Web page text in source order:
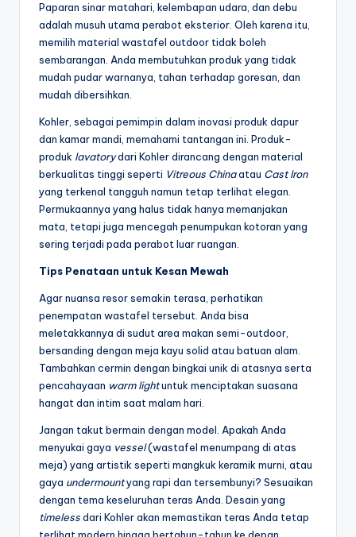
Paparan sinar matahari, kelembapan udara, dan debu
adalah musuh utama perabot eksterior. Oleh karena itu,
memilih material wastafel outdoor tidak boleh
sembarangan. Anda membutuhkan produk yang tidak
mudah pudar warnanya, tahan terhadap goresan, dan
mudah dibersihkan.
Kohler, sebagai pemimpin dalam inovasi produk dapur
dan kamar mandi, memahami tantangan ini. Produk-
produk lavatorydari Kohler dirancang dengan material
berkualitas tinggi seperti Vitreous Chinaatau Cast Iron
yang terkenal tangguh namun tetap terlihat elegan.
Permukaannya yang halus tidak hanya memanjakan
mata, tetapi juga mencegah penumpukan kotoran yang
sering terjadi pada perabot luar ruangan.
Tips Penataan untuk Kesan Mewah
Agar nuansa resor semakin terasa, perhatikan
penempatan wastafel tersebut. Anda bisa
meletakkannya di sudut area makan semi-outdoor,
bersanding dengan meja kayu solid atau batuan alam.
Tambahkan cermin dengan bingkai unik di atasnya serta
pencahayaan warm lightuntuk menciptakan suasana
hangat dan intim saat malam hari.
Jangan takut bermain dengan model. Apakah Anda
menyukai gaya vessel(wastafel menumpang di atas
meja) yang artistik seperti mangkuk keramik murni, atau
gaya undermountyang rapi dan tersembunyi? Sesuaikan
dengan tema keseluruhan teras Anda. Desain yang
timelessdari Kohler akan memastikan teras Anda tetap